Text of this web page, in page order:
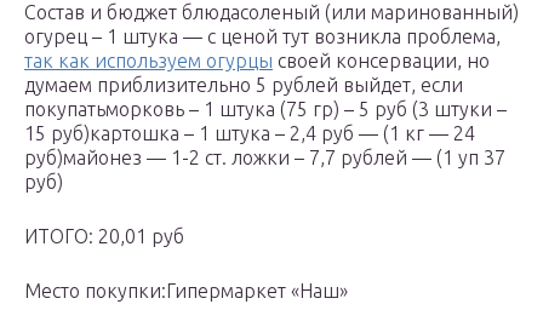
Состав и бюджет блюдасоленый (или маринованный)
огурец – 1 штука — с ценой тут возникла проблема,
так как используем огурцы своей консервации, но
думаем приблизительно 5 рублей выйдет, если
покупатьморковь – 1 штука (75 гр) – 5 руб (3 штуки –
15 руб)картошка – 1 штука – 2,4 руб — (1 кг — 24
руб)майонез — 1-2 ст. ложки – 7,7 рублей — (1 уп 37
руб)
ИТОГО: 20,01 руб
Место покупки:Гипермаркет «Наш»